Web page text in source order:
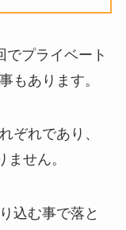
でプライベート
もあります。
ぞれであり、
せん。
込む事で落と